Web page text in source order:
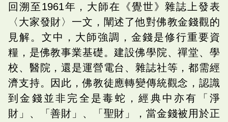
回溯至1961年，大師在《覺世》雜誌上發表
〈大家發財〉一文，闡述了他對佛教金錢觀的
見解。文中，大師強調，金錢是修行重要資
糧，是佛教事業基礎。建設佛學院、禪堂、學
校、醫院，還是運營電台、雜誌社等，都需經
濟支持。因此，佛教徒應轉變傳統觀念，認識
到金錢並非完全是毒蛇，經典中亦有「淨
財」、「善財」、「聖財」，當金錢被用於正